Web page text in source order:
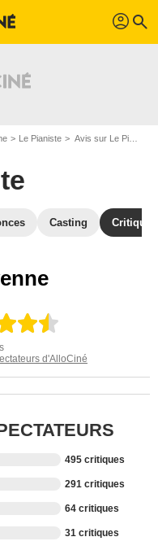
profil search
Le Pianiste Avis sur Le Pianiste
Casting
d'AlloCiné
495 critiques
291 critiques
64 critiques
31 critiques